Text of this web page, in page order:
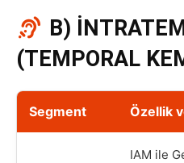
B)
(TEMPORAL
Segment Özellik
IAM ile